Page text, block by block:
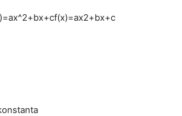
f(x)=ax2+bx+c